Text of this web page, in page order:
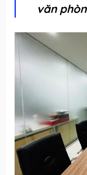
văn